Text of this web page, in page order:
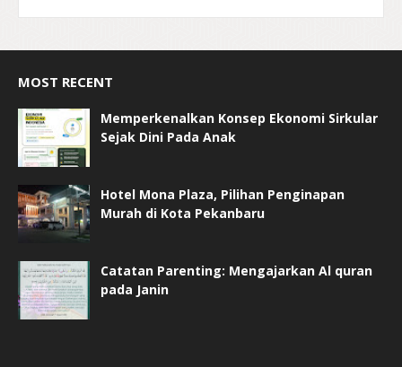
MOST RECENT
Memperkenalkan Konsep Ekonomi Sirkular
Sejak Dini Pada Anak
Hotel Mona Plaza, Pilihan Penginapan
Murah di Kota Pekanbaru
Catatan Parenting: Mengajarkan Al quran
pada Janin